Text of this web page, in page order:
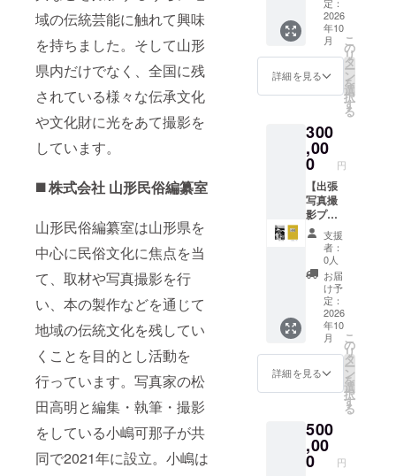
域の伝統芸能に触れて興味
を持ちました。そして山形
県内だけでなく、全国に残
されている様々な伝承文化
や文化財に光をあて撮影を
しています。
◼️ 株式会社 山形民俗編纂室
山形民俗編纂室は山形県を
中心に民俗文化に焦点を当
て、取材や写真撮影を行
い、本の製作などを通じて
地域の伝統文化を残してい
くことを目的とし活動を
行っています。写真家の松
田高明と編集・執筆・撮影
をしている小嶋可那子が共
同で2021年に設立。小嶋は
者）
この
度、発
行する
『木地
玩具』
様のお
名前を
掲載し
ます。
掲載
をご希
望され
る方
は、備
考欄に
「お名
前」を
ご記入
くださ
い。
※掲載方
法：文
字の
掲載は
不可。
◎ポス
トカー
一氏と
小林繁
男氏の
合作) 1
体 ◎お
礼の
メッ
◎お名
前掲載
（希望
者）
この
度、発
行する
『木地
玩具』
写真集
内に、
支援者
様のお
名前を
掲載し
ます。
掲載
をご希
望され
る方
考欄に
「お名
前」を
ご記入
具』写
真集 1
冊 ＊
完成次
第、お
送りし
ます
年12月
予定）
◎出張
写真撮
影（10
カッ
ト）
・交
通費、
宿泊費
は別途
となり
す。
・日
程等の
詳細に
ついて
は、
2025年
降に別
途ご連
絡いた
しま
2026
年10
月
詳細を見る
こ
の
リ
タ
ー
ン
を
選
択
す
る
300
,00
0 円
【出張
写真撮
影プラ
ン
No.2（5
0カッ
ト）】
◎『木
地玩
具』写
真集 1
冊 ＊
完成次
第、お
送りし
ます
年12月
予定）
◎出張
写真撮
支援
者：
0人
お届
け予
定：
2026
年10
月
詳細を見る
こ
の
リ
タ
ー
ン
を
選
択
す
る
500
,00
0 円